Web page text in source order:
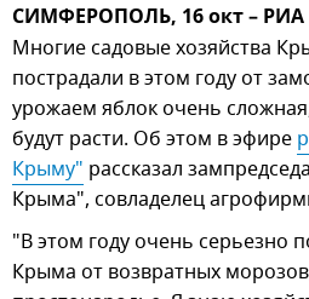
СИМФЕРОПОЛЬ, 16 окт –
Многие садовые хозяйства
пострадали в этом году от
урожаем яблок очень
будут расти. Об этом в эфире
Крыму" рассказал
Крыма", совладелец
"В этом году очень серьезно
Крыма от возвратных